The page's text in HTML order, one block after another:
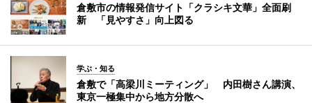
倉敷市の情報発信サイト「クラシキ文華」全面刷
新 「見やすさ」向上図る
学ぶ・知る
倉敷で「高梁川ミーティング」 内田樹さん講演、
東京一極集中から地方分散へ